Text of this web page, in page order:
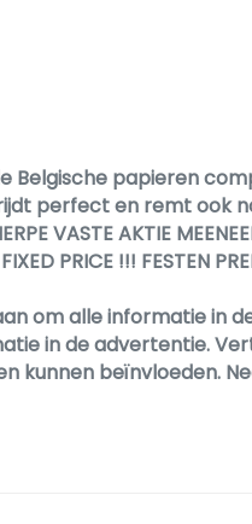
papieren
perfect en remt ook
VASTE AKTIE
PRICE !!! FESTEN
om alle informatie in
in de advertentie.
kunnen